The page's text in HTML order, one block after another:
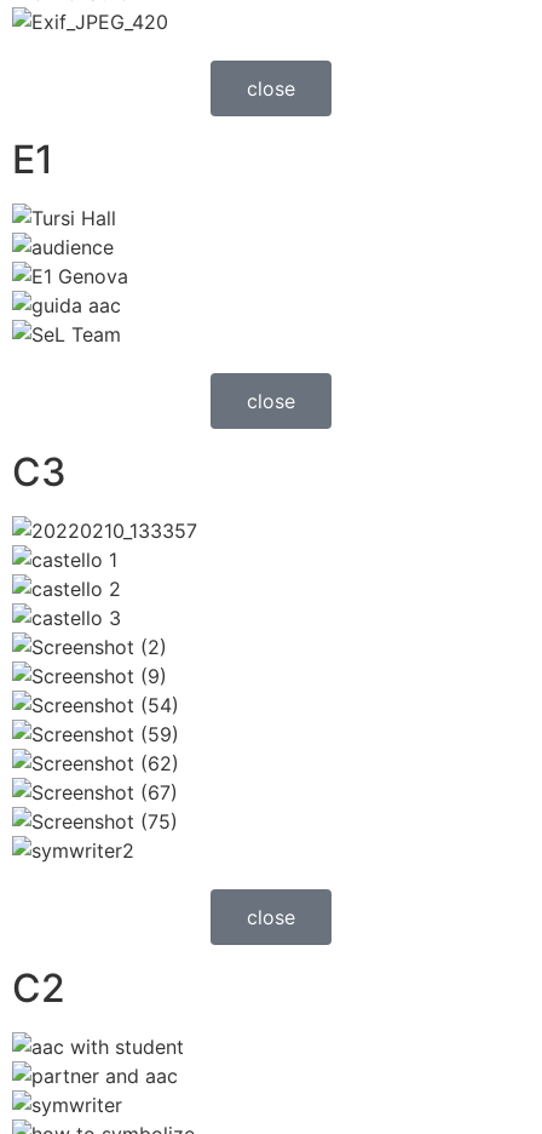
close
E1
close
C3
close
C2